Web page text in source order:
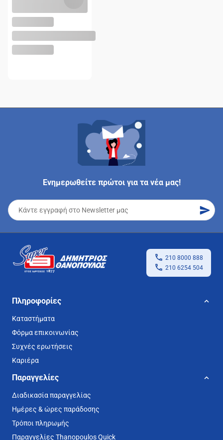
Ενημερωθείτε πρώτοι για τα νέα μας!
210 8000 888
210 6254 504
Πληροφορίες
Καταστήματα
Φόρμα επικοινωνίας
Συχνές ερωτήσεις
Καριέρα
Παραγγελίες
Διαδικασία παραγγελίας
Ημέρες & ώρες παράδοσης
Τρόποι πληρωμής
Παραγγελίες Thanopoulos Quick